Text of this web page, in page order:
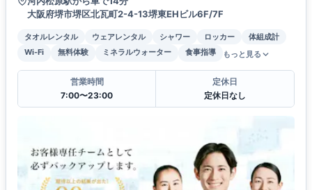
大阪府堺市堺区北瓦町2-4-13堺東EHビル6F/7F
タオルレンタル ウェアレンタル シャワー ロッカー
体組成計
Wi-Fi
無料体験 ミネラルウォーター 食事指導 もっと見る
営業時間
7:00〜23:00
定休日
定休日なし